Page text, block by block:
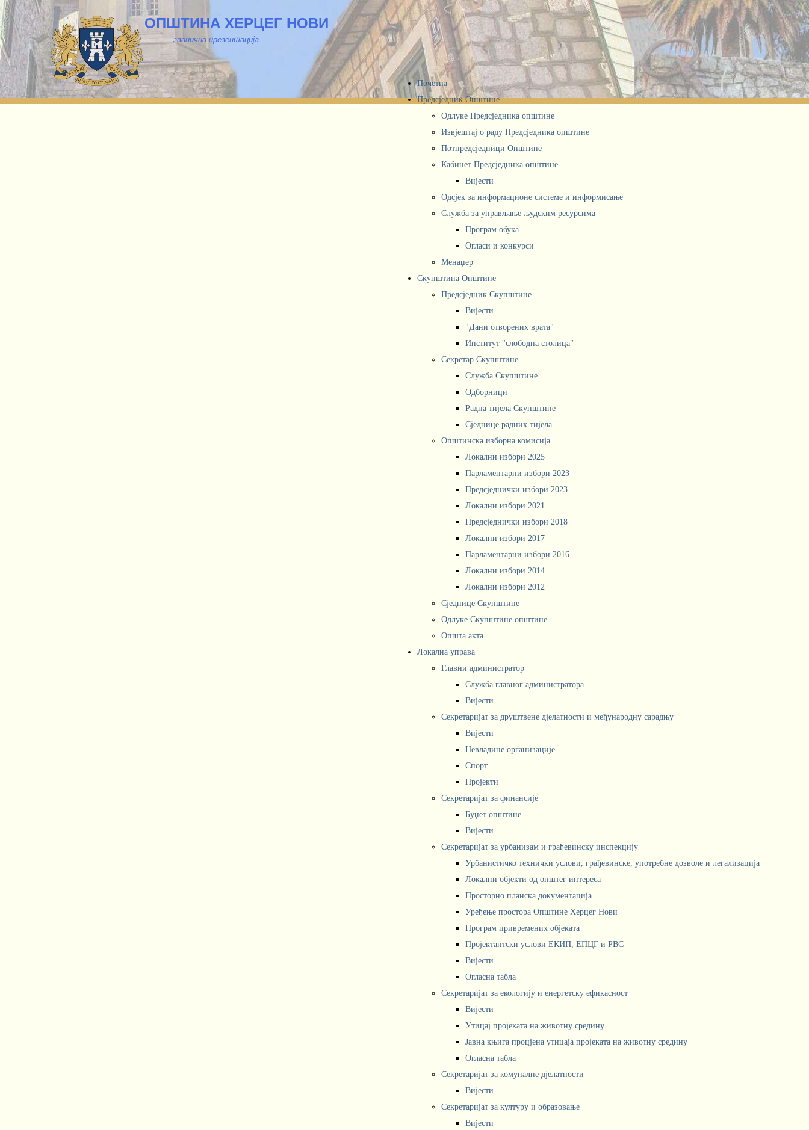
ОПШТИНА ХЕРЦЕГ НОВИ
званична презентација
Почетна
Предсједник Општине
Одлуке Предсједника општине
Извјештај о раду Предсједника општине
Потпредсједници Општине
Кабинет Предсједника oпштине
Вијести
Одсјек за информационе системе и информисање
Служба за управљање људским ресурсима
Програм обука
Огласи и конкурси
Менаџер
Скупштина Општине
Предсједник Скупштине
Вијести
"Дани отворених врата"
Институт "слободна столица"
Секретар Скупштине
Служба Скупштине
Одборници
Радна тијела Скупштине
Сједнице радних тијела
Општинска изборна комисија
Локални избори 2025
Парламентарни избори 2023
Предсједнички избори 2023
Локални избори 2021
Предсједнички избори 2018
Локални избори 2017
Парламентарни избори 2016
Локални избори 2014
Локални избори 2012
Сједнице Скупштине
Одлуке Скупштине општине
Општа акта
Локална управа
Главни администратор
Служба главног администратора
Вијести
Секретаријат за друштвене дјелатности и међународну сарадњу
Вијести
Невладине организације
Спорт
Пројекти
Секретаријат за финансије
Буџет општине
Вијести
Секретаријат за урбанизам и грађевинску инспекцију
Урбанистичко технички услови, грађевинске, употребне дозволе и легализација
Локални објекти од општег интереса
Просторно планска документација
Уређење простора Општине Херцег Нови
Програм привремених објеката
Пројектантски услови ЕКИП, ЕПЦГ и РВС
Вијести
Огласна табла
Секретаријат за екологију и енергетску ефикасност
Вијести
Утицај пројеката на животну средину
Јавна књига процјена утицаја пројеката на животну средину
Огласна табла
Секретаријат за комуналне дјелатности
Вијести
Секретаријат за културу и образовање
Вијести